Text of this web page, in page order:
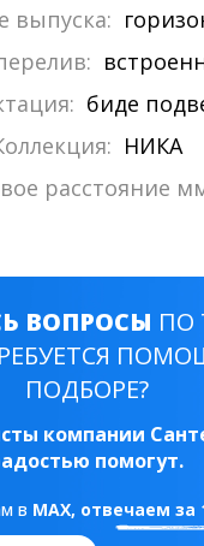
выпуска:
биде
НИКА
расстояние
ВОПРОСЫ ПО
ПОДБОРЕ?
компании
помогут.
в MAX, отвечаем за